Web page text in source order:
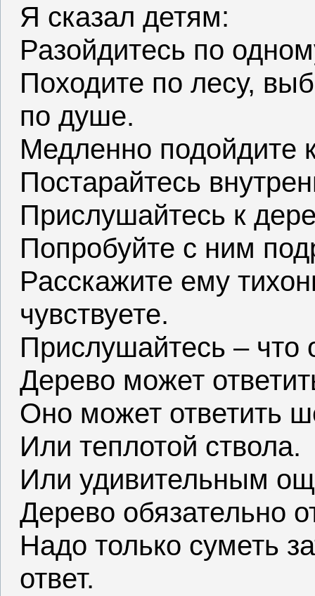
Я сказал детям:
Разойдитесь по
Походите по лесу,
по душе.
Медленно подойдите
Постарайтесь
Прислушайтесь к
Попробуйте с ним
Расскажите ему
чувствуете.
Прислушайтесь – что
Дерево может
Оно может ответить
Или теплотой ствола.
Или удивительным
Дерево обязательно
Надо только суметь
ответ.